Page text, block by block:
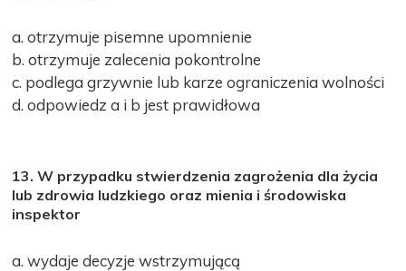
a. otrzymuje pisemne upomnienie
b. otrzymuje zalecenia pokontrolne
c. podlega grzywnie lub karze ograniczenia wolności
d. odpowiedz a i b jest prawidłowa
13. W przypadku stwierdzenia zagrożenia dla życia
lub zdrowia ludzkiego oraz mienia i środowiska
inspektor
a. wydaje decyzje wstrzymującą